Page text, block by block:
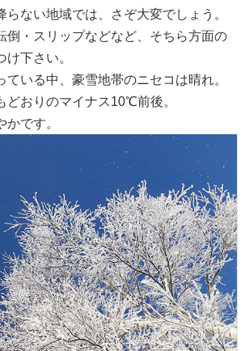
らない地域では、さぞ大変でしょう。
倒・スリップなどなど、そちら方面の
下さい。
ている中、豪雪地帯のニセコは晴れ。
どおりのマイナス10℃前後。
です。